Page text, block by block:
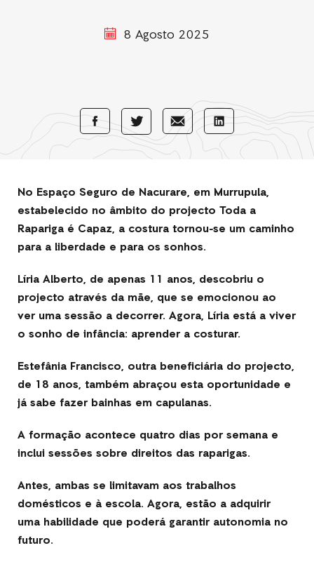
8 Agosto 2025
Share
with
Share
with
Share
with
Share
with
No Espaço Seguro de Nacurare, em Murrupula,
estabelecido no âmbito do projecto Toda a
Rapariga é Capaz, a costura tornou-se um caminho
para a liberdade e para os sonhos.
Líria Alberto, de apenas 11 anos, descobriu o
projecto através da mãe, que se emocionou ao
ver uma sessão a decorrer. Agora, Líria está a viver
o sonho de infância: aprender a costurar.
Estefânia Francisco, outra beneficiária do projecto,
de 18 anos, também abraçou esta oportunidade e
já sabe fazer bainhas em capulanas.
A formação acontece quatro dias por semana e
inclui sessões sobre direitos das raparigas.
Antes, ambas se limitavam aos trabalhos
domésticos e à escola. Agora, estão a adquirir
uma habilidade que poderá garantir autonomia no
futuro.